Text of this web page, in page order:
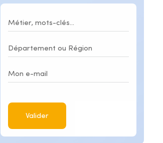
Valider